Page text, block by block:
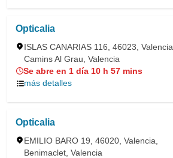
Opticalia
ISLAS CANARIAS 116, 46023, Valencia,
Camins Al Grau, Valencia
Se abre en 1 día 10 h 57 mins
más detalles
Opticalia
EMILIO BARO 19, 46020, Valencia,
Benimaclet, Valencia